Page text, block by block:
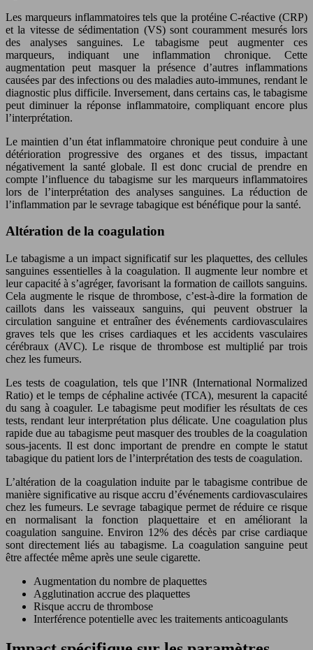
Les marqueurs inflammatoires tels que la protéine C-réactive (CRP)
et la vitesse de sédimentation (VS) sont couramment mesurés lors
des analyses sanguines. Le tabagisme peut augmenter ces
marqueurs, indiquant une inflammation chronique. Cette
augmentation peut masquer la présence d’autres inflammations
causées par des infections ou des maladies auto-immunes, rendant le
diagnostic plus difficile. Inversement, dans certains cas, le tabagisme
peut diminuer la réponse inflammatoire, compliquant encore plus
l’interprétation.
Le maintien d’un état inflammatoire chronique peut conduire à une
détérioration progressive des organes et des tissus, impactant
négativement la santé globale. Il est donc crucial de prendre en
compte l’influence du tabagisme sur les marqueurs inflammatoires
lors de l’interprétation des analyses sanguines. La réduction de
l’inflammation par le sevrage tabagique est bénéfique pour la santé.
Altération de la coagulation
Le tabagisme a un impact significatif sur les plaquettes, des cellules
sanguines essentielles à la coagulation. Il augmente leur nombre et
leur capacité à s’agréger, favorisant la formation de caillots sanguins.
Cela augmente le risque de thrombose, c’est-à-dire la formation de
caillots dans les vaisseaux sanguins, qui peuvent obstruer la
circulation sanguine et entraîner des événements cardiovasculaires
graves tels que les crises cardiaques et les accidents vasculaires
cérébraux (AVC). Le risque de thrombose est multiplié par trois
chez les fumeurs.
Les tests de coagulation, tels que l’INR (International Normalized
Ratio) et le temps de céphaline activée (TCA), mesurent la capacité
du sang à coaguler. Le tabagisme peut modifier les résultats de ces
tests, rendant leur interprétation plus délicate. Une coagulation plus
rapide due au tabagisme peut masquer des troubles de la coagulation
sous-jacents. Il est donc important de prendre en compte le statut
tabagique du patient lors de l’interprétation des tests de coagulation.
L’altération de la coagulation induite par le tabagisme contribue de
manière significative au risque accru d’événements cardiovasculaires
chez les fumeurs. Le sevrage tabagique permet de réduire ce risque
en normalisant la fonction plaquettaire et en améliorant la
coagulation sanguine. Environ 12% des décès par crise cardiaque
sont directement liés au tabagisme. La coagulation sanguine peut
être affectée même après une seule cigarette.
Augmentation du nombre de plaquettes
Agglutination accrue des plaquettes
Risque accru de thrombose
Interférence potentielle avec les traitements anticoagulants